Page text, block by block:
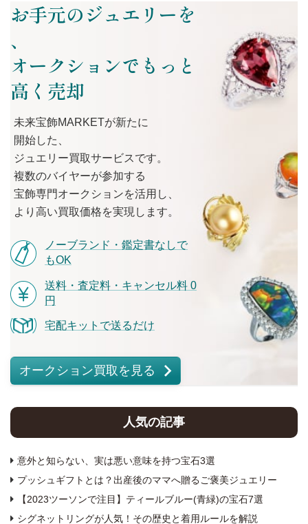
お手元のジュエリーを
、
オークションでもっと
高く売却
未来宝飾MARKETが新たに
開始した、
ジュエリー買取サービスです。
複数のバイヤーが参加する
宝飾専門オークションを活用し、
より 高い買取価格を実現します。
ノーブランド・鑑定書なしで
もOK
送料・査定料・キャンセル料 0
円
宅配キットで送るだけ
オークション買取を見る
人気の記事
意外と知らない、実は悪い意味を持つ宝石3選
プッシュギフトとは？出産後のママへ贈るご褒美ジュエリー
【2023ツーソンで注目】ティールブルー(青緑)の宝石7選
シグネットリングが人気！その歴史と着用ルールを解説